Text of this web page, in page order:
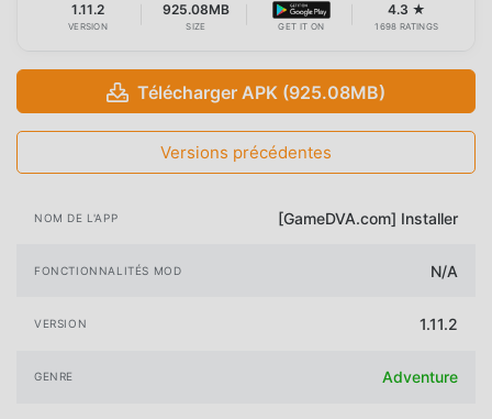
1.11.2
VERSION
925.08MB
SIZE GET IT ON
4.3 ★
1698 RATINGS
Télécharger APK (925.08MB)
Versions précédentes
NOM DE L'APP [GameDVA.com] Installer
FONCTIONNALITÉS MOD N/A
VERSION 1.11.2
GENRE Adventure